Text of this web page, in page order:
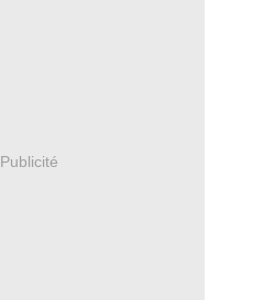
Publicité